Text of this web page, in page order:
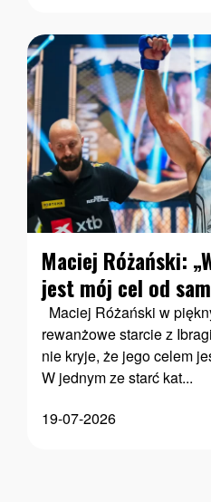
Maciej Różański:
jest mój cel od
Maciej Różański w
rewanżowe starcie z
nie kryje, że jego celem
W jednym ze starć kat...
19-07-2026